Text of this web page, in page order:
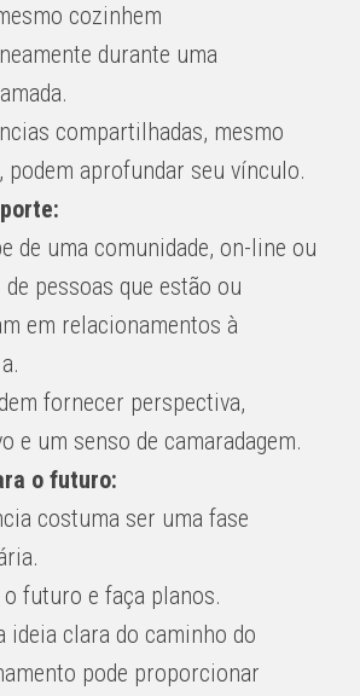
cozinhem
durante uma
compartilhadas, mesmo
podem aprofundar seu vínculo.
de uma comunidade, on-line ou
pessoas que estão ou
em relacionamentos à
fornecer perspectiva,
e um senso de camaradagem.
o futuro:
costuma ser uma fase
o futuro e faça planos.
ideia clara do caminho do
pode proporcionar